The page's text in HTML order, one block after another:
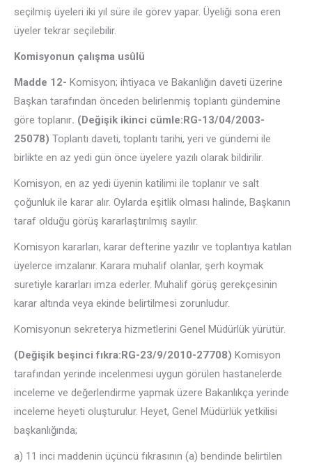
seçilmiş üyeleri iki yıl süre ile görev yapar. Üyeliği sona eren
üyeler tekrar seçilebilir.
Komisyonun çalışma usûlü
Madde 12- Komisyon; ihtiyaca ve Bakanlığın daveti üzerine
Başkan tarafından önceden belirlenmiş toplantı gündemine
göre toplanır. (Değişik ikinci cümle:RG-13/04/2003-
25078) Toplantı daveti, toplantı tarihi, yeri ve gündemi ile
birlikte en az yedi gün önce üyelere yazılı olarak bildirilir.
Komisyon, en az yedi üyenin katilimi ile toplanır ve salt
çoğunluk ile karar alır. Oylarda eşitlik olması halinde, Başkanın
taraf olduğu görüş kararlaştırılmış sayılır.
Komisyon kararları, karar defterine yazılır ve toplantıya katılan
üyelerce imzalanır. Karara muhalif olanlar, şerh koymak
suretiyle kararları imza ederler. Muhalif görüş gerekçesinin
karar altında veya ekinde belirtilmesi zorunludur.
Komisyonun sekreterya hizmetlerini Genel Müdürlük yürütür.
(Değişik beşinci fıkra:RG-23/9/2010-27708) Komisyon
tarafından yerinde incelenmesi uygun görülen hastanelerde
inceleme ve değerlendirme yapmak üzere Bakanlıkça yerinde
inceleme heyeti oluşturulur. Heyet, Genel Müdürlük yetkilisi
başkanlığında;
a) 11 inci maddenin üçüncü fıkrasının (a) bendinde belirtilen